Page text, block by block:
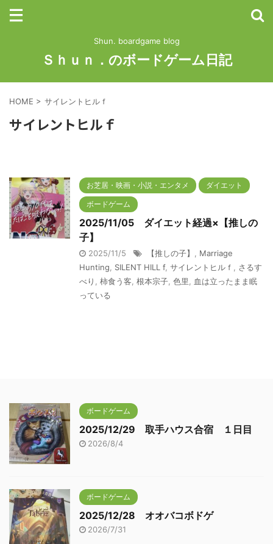
Shun. boardgame blog
Ｓｈｕｎ．のボードゲーム日記
HOME > サイレントヒルｆ
サイレントヒルｆ
お芝居・映画・小説・エンタメ ダイエット
ボードゲーム
2025/11/05 ダイエット経過×【推しの
子】
2025/11/5 【推しの子】
Marriage
Hunting
SILENT HILL f, サイレントヒルｆ
さるす
べり
柿食う客 根本宗子 色里
血は立ったまま眠
っている
ボードゲーム
2025/12/29 取手ハウス合宿 １日目
2026/8/4
ボードゲーム
2025/12/28 オオバコボドゲ
2026/7/31